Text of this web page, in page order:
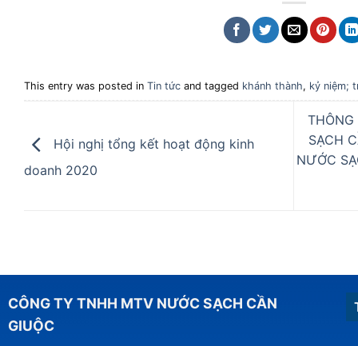
This entry was posted in Tin tức and tagged khánh thành, kỷ niệm;
Hội nghị tổng kết hoạt động kinh
doanh 2020
SẠCH
NƯỚC
CÔNG TY TNHH MTV NƯỚC SẠCH CẦN
GIUỘC